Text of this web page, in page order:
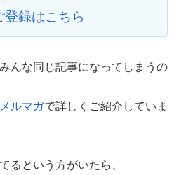
録はこちら
んな同じ記事になってしまうの
メルマガで詳しくご紹介していま
るという方がいたら、